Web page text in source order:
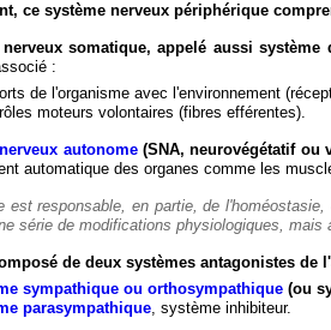
ce système nerveux périphérique
somatique, appelé aussi système
:
de l'organisme avec l'environnement
moteurs volontaires (fibres efférentes).
autonome(SNA, neurovégétatif ou
automatique des organes comme les
est responsable, en partie, de
série de modifications physiologiques,
de deux systèmes antagonistes de
sympathique ou orthosympathique (ou
parasympathique, système inhibiteur.